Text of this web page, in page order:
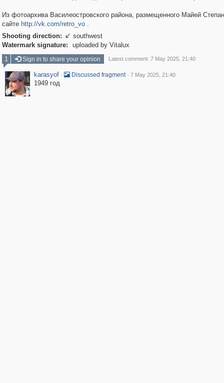
Из фотоархива Василеостровского района, размещенного Майей
сайте http://vk.com/retro_vo.
Shooting direction:  southwest
Watermark signature:
uploaded by Vitalux
1
Sign in to share your opinion Latest comment: 7 May 2025, 21:40
karasyof · Discussed fragment · 7 May 2025, 21:40
1949 год